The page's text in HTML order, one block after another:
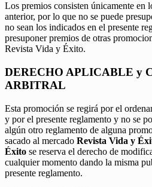
Los premios consisten únicamente en
anterior, por lo que no se puede
no sean los indicados en el presente
presuponer premios de otras
Revista Vida y Éxito.
DERECHO APLICABLE y
ARBITRAL
Esta promoción se regirá por el
y por el presente reglamento y no se
algún otro reglamento de alguna
sacado al mercado Revista Vida y
Éxito se reserva el derecho de
cualquier momento dando la misma
presente reglamento.